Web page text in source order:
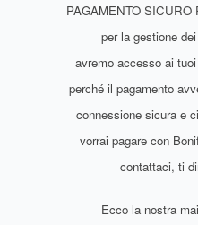
PAGAMENTO SICURO
per la gestione
avremo accesso ai
perché il pagamento
connessione sicura e
vorrai pagare con
contattaci, ti
Ecco la nostra